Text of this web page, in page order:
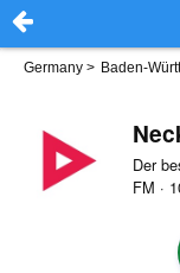
Germany > Baden-
Der
FM ·